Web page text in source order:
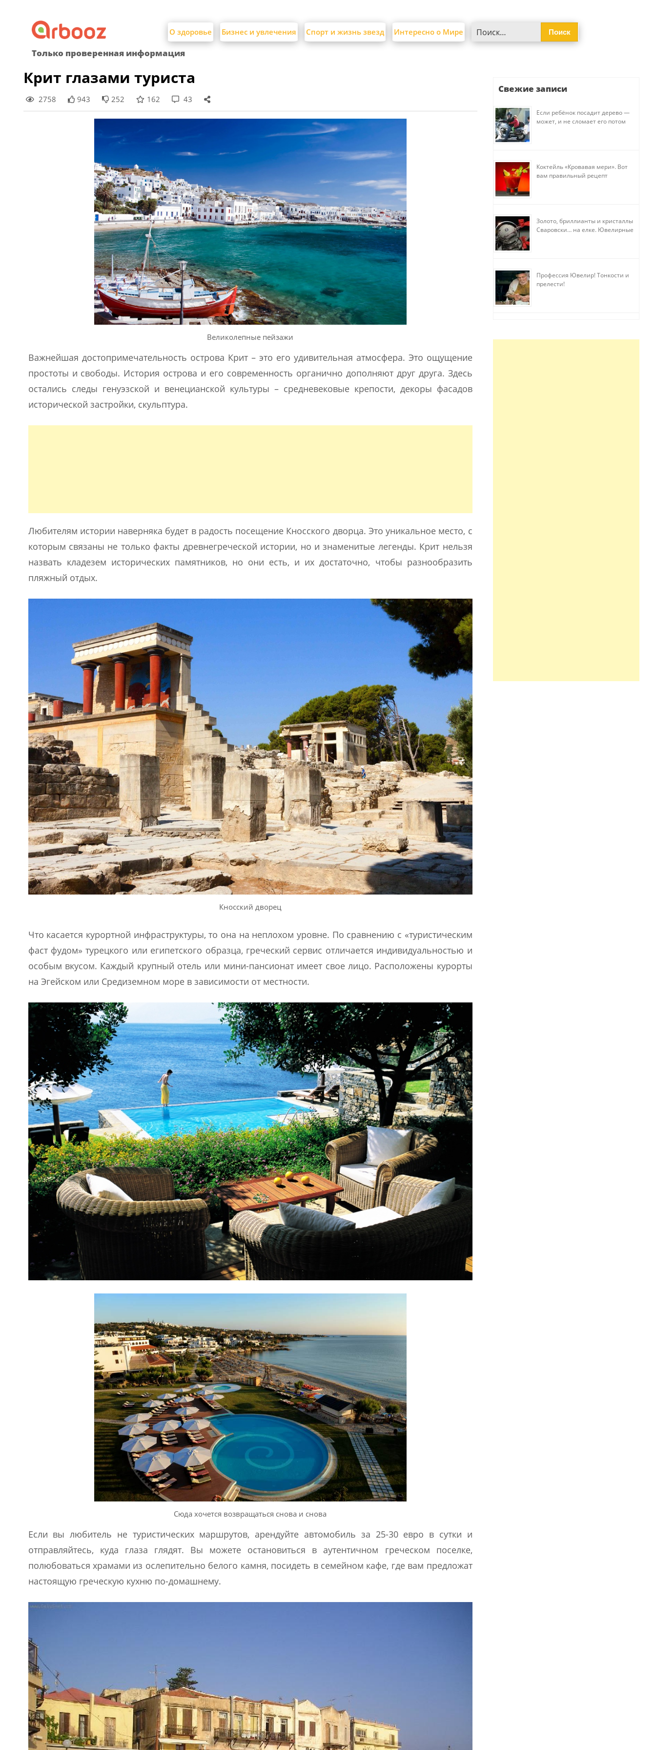
content
О здоровье Бизнес и увлечения Спорт и жизнь звезд Интересно о Мире
Только проверенная информация
Крит глазами туриста
2758 943 252 162 43
Великолепные пейзажи
Важнейшая достопримечательность острова Крит – это его удивительная атмосфера. Это ощущение
простоты и свободы. История острова и его современность органично дополняют друг друга. Здесь
остались следы генуэзской и венецианской культуры – средневековые крепости, декоры фасадов
исторической застройки, скульптура.
Любителям истории наверняка будет в радость посещение Кносского дворца. Это уникальное место, с
которым связаны не только факты древнегреческой истории, но и знаменитые легенды. Крит нельзя
назвать кладезем исторических памятников, но они есть, и их достаточно, чтобы разнообразить
пляжный отдых.
Кносский дворец
Что касается курортной инфраструктуры, то она на неплохом уровне. По сравнению с «туристическим
фаст фудом» турецкого или египетского образца, греческий сервис отличается индивидуальностью и
особым вкусом. Каждый крупный отель или мини-пансионат имеет свое лицо. Расположены курорты
на Эгейском или Средиземном море в зависимости от местности.
Сюда хочется возвращаться снова и снова
Если вы любитель не туристических маршрутов, арендуйте автомобиль за 25-30 евро в сутки и
отправляйтесь, куда глаза глядят. Вы можете остановиться в аутентичном греческом поселке,
полюбоваться храмами из ослепительно белого камня, посидеть в семейном кафе, где вам предложат
настоящую греческую кухню по-домашнему.
Свежие записи
Если ребёнок посадит дерево —
может, и не сломает его потом
Коктейль «Кровавая мери». Вот
вам правильный рецепт
Золото, бриллианты и кристаллы
Сваровски… на елке. Ювелирные
Профессия Ювелир! Тонкости и
прелести!